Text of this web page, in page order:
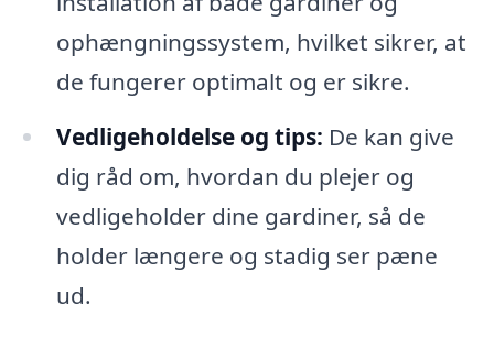
ophængningssystem, hvilket sikrer, at
de fungerer optimalt og er sikre.
Vedligeholdelse og tips: De kan give
dig råd om, hvordan du plejer og
vedligeholder dine gardiner, så de
holder længere og stadig ser pæne
ud.